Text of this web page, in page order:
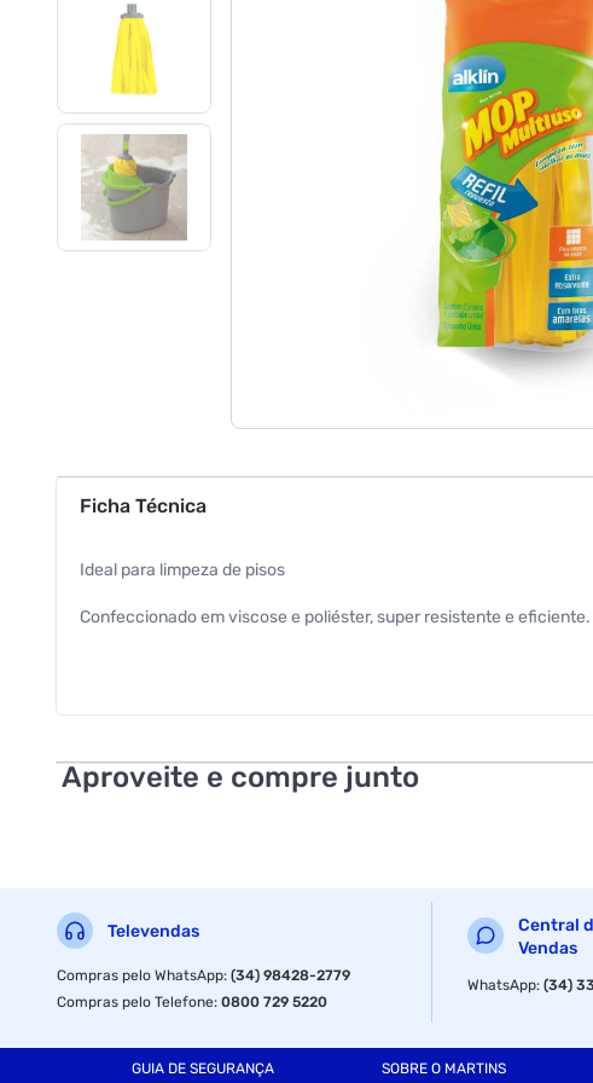
Ficha Técnica
Ideal para limpeza de pisos
Confeccionado em viscose e poliéster, super resistente e
Aproveite e compre junto
Televendas
Compras pelo WhatsApp:(34) 98428-2779
Compras pelo Telefone:0800 729 5220
Central
Vendas
WhatsApp:(34)
GUIA DE SEGURANÇA SOBRE O MARTINS